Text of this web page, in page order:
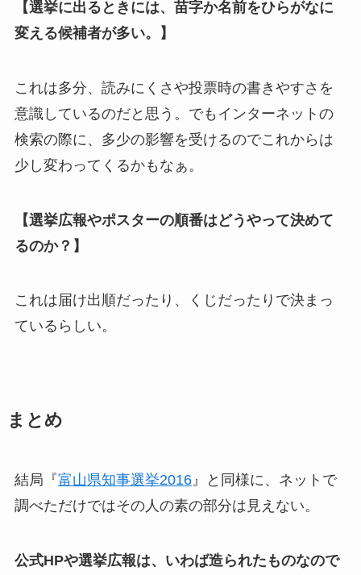
【選挙に出るときには、苗字か名前をひらがなに
変える候補者が多い。】
これは多分、読みにくさや投票時の書きやすさを
意識しているのだと思う。でもインターネットの
検索の際に、多少の影響を受けるのでこれからは
少し変わってくるかもなぁ。
【選挙広報やポスターの順番はどうやって決めて
るのか？】
これは届け出順だったり、くじだったりで決まっ
ているらしい。
まとめ
結局『富山県知事選挙2016』と同様に、ネットで
調べただけではその人の素の部分は見えない。
公式HPや選挙広報は、いわば造られたものなので